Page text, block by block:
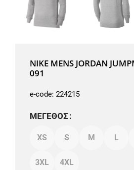
NIKE MENS JORDAN
091
e-code: 224215
ΜΈΓΕΘΟΣ
XS S M L
3XL 4XL